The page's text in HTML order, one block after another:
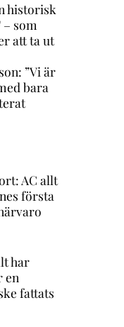
historisk
som
att ta ut
”Vi är
bara
AC allt
första
har
en
fattats